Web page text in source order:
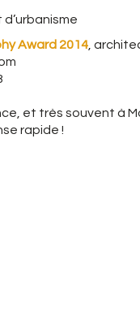
Award 2014 ,
et très souvent à
rapide !